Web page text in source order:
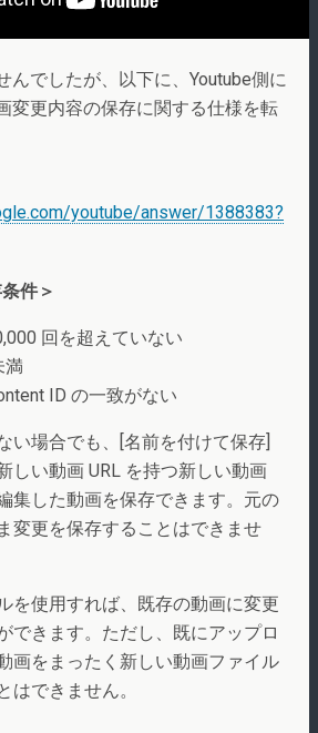
んでしたが、以下に、Youtube側に
変更内容の保存に関する仕様を転
youtube/answer/1388383?
件＞
回を超えていない
満
ID の一致がない
い場合でも、[名前を付けて保存]
しい動画 URL を持つ新しい動画
集した動画を保存できます。元の
変更を保存することはできませ
を使用すれば、既存の動画に変更
できます。ただし、既にアップロ
画をまったく新しい動画ファイル
はできません。